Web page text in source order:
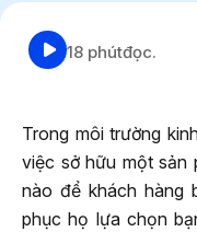
18 phútđọc.
Trong môi trường
việc sở hữu một sản
nào để khách hàng
phục họ lựa chọn